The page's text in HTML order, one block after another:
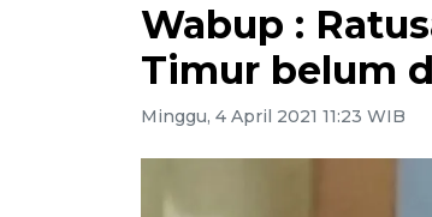
Wabup :
Timur belum
Minggu, 4 April 2021 11:23 WIB